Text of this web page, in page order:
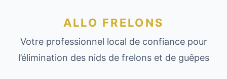
ALLO FRELONS
Votre professionnel local de confiance pour
l’élimination des nids de frelons et de guêpes